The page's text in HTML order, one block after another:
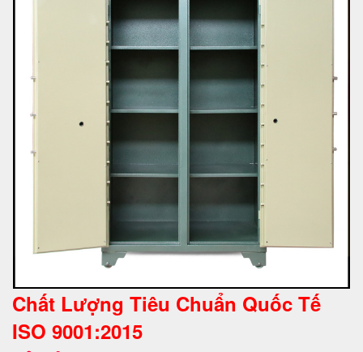
Chất Lượng Tiêu Chuẩn Quốc Tế
ISO 9001:2015